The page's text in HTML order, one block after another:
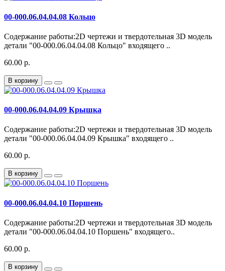
00-000.06.04.04.08 Кольцо
Содержание работы:2D чертежи и твердотельная 3D модель
детали "00-000.06.04.04.08 Кольцо" входящего ..
60.00 р.
В корзину
00-000.06.04.04.09 Крышка
Содержание работы:2D чертежи и твердотельная 3D модель
детали "00-000.06.04.04.09 Крышка" входящего ..
60.00 р.
В корзину
00-000.06.04.04.10 Поршень
Содержание работы:2D чертежи и твердотельная 3D модель
детали "00-000.06.04.04.10 Поршень" входящего..
60.00 р.
В корзину